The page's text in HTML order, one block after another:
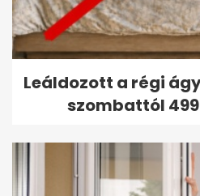
Leáldozott a régi
szombattól